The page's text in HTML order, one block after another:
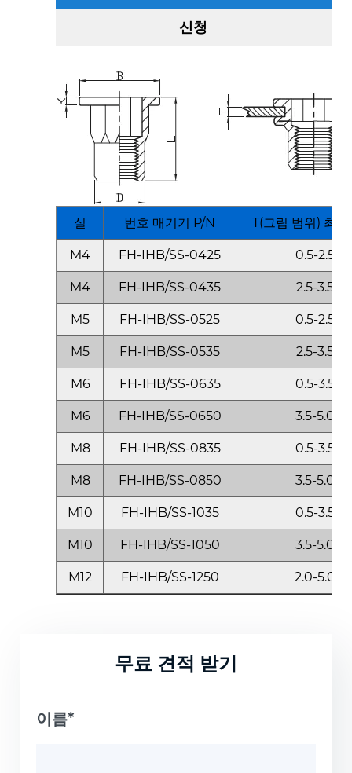
신청
실 번호 매기기 P/N T(그립 범위) 최소
M4 FH-IHB/SS-0425 0.5-2.5
M4 FH-IHB/SS-0435 2.5-3.5
M5 FH-IHB/SS-0525 0.5-2.5
M5 FH-IHB/SS-0535 2.5-3.5
M6 FH-IHB/SS-0635 0.5-3.5
M6 FH-IHB/SS-0650 3.5-5.0
M8 FH-IHB/SS-0835 0.5-3.5
M8 FH-IHB/SS-0850 3.5-5.0
M10 FH-IHB/SS-1035 0.5-3.5
M10 FH-IHB/SS-1050 3.5-5.0
M12 FH-IHB/SS-1250 2.0-5.0
무료 견적 받기
이름*